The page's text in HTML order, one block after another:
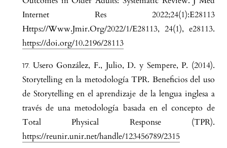
Internet Res 2022;24(1):E28113
Https://Www.Jmir.Org/2022/1/E28113, 24(1), e28113.
https://doi.org/10.2196/28113
Usero González, F., Julio, D. y Sempere, P. (2014).
Storytelling en la metodología TPR. Beneficios del uso
de Storytelling en el aprendizaje de la lengua inglesa a
través de una metodología basada en el concepto de
Total Physical Response (TPR).
https://reunir.unir.net/handle/123456789/2315